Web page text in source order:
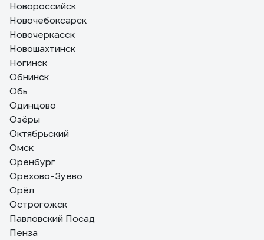
Новороссийск
Новочебоксарск
Новочеркасск
Новошахтинск
Ногинск
Обнинск
Обь
Одинцово
Озёры
Октябрьский
Омск
Оренбург
Орехово-Зуево
Орёл
Острогожск
Павловский Посад
Пенза